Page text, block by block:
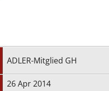
ADLER-Mitglied GH
26 Apr 2014